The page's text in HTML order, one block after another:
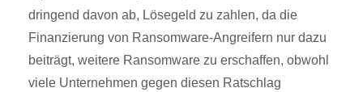
dringend davon ab, Lösegeld zu zahlen, da die
Finanzierung von Ransomware-Angreifern nur dazu
beiträgt, weitere Ransomware zu erschaffen, obwohl
viele Unternehmen gegen diesen Ratschlag